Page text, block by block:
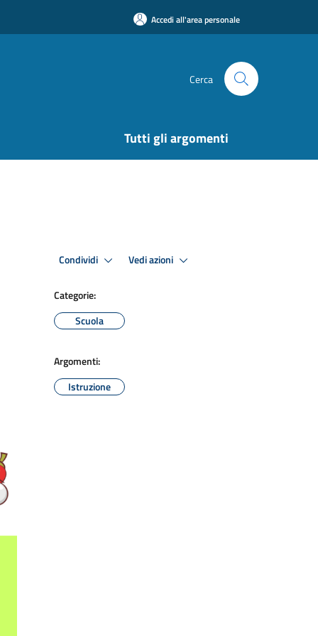
Accedi all'area personale
Cerca
Tutti gli argomenti
Condividi Vedi azioni
Categorie:
Scuola
Argomenti:
Istruzione